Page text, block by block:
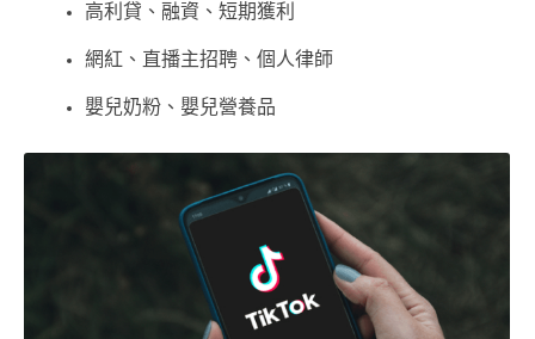
高利貸、融資、短期獲利
網紅、直播主招聘、個人律師
嬰兒奶粉、嬰兒營養品